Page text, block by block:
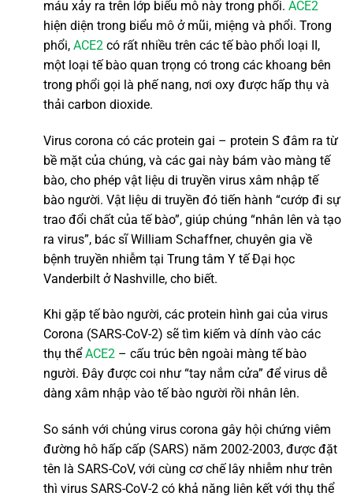
máu xảy ra trên lớp biểu mô này trong phổi. ACE2
hiện diện trong biểu mô ở mũi, miệng và phổi. Trong
phổi, ACE2 có rất nhiều trên các tế bào phổi loại II,
một loại tế bào quan trọng có trong các khoang bên
trong phổi gọi là phế nang, nơi oxy được hấp thụ và
thải carbon dioxide.
Virus corona có các protein gai – protein S đâm ra từ
bề mặt của chúng, và các gai này bám vào màng tế
bào, cho phép vật liệu di truyền virus xâm nhập tế
bào người. Vật liệu di truyền đó tiến hành “cướp đi sự
trao đổi chất của tế bào”, giúp chúng “nhân lên và tạo
ra virus”, bác sĩ William Schaffner, chuyên gia về
bệnh truyền nhiễm tại Trung tâm Y tế Đại học
Vanderbilt ở Nashville, cho biết.
Khi gặp tế bào người, các protein hình gai của virus
Corona (SARS-CoV-2) sẽ tìm kiếm và dính vào các
thụ thể ACE2 – cấu trúc bên ngoài màng tế bào
người. Đây được coi như “tay nắm cửa” để virus dễ
dàng xâm nhập vào tế bào người rồi nhân lên.
So sánh với chủng virus corona gây hội chứng viêm
đường hô hấp cấp (SARS) năm 2002-2003, được đặt
tên là SARS-CoV, với cùng cơ chế lây nhiễm như trên
thì virus SARS-CoV-2 có khả năng liên kết với thụ thể